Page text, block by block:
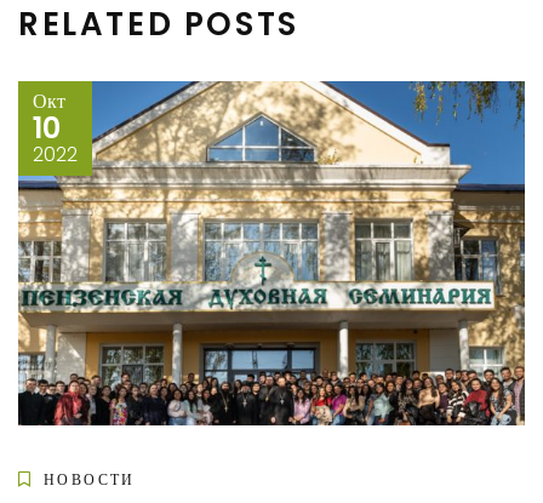
RELATED POSTS
Окт
10
2022
НОВОСТИ